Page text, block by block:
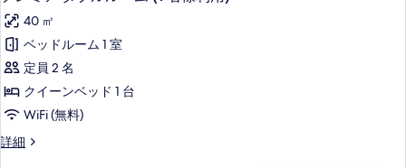
る
名
様
利
用)
の
す
ル
ー
ム
(1
名
様
利
用)
レ
ミ
ア
ダ
ブ
ル
40 ㎡
ベッドルーム 1 室
定員 2 名
クイーンベッド 1 台
WiFi (無料)
詳細
プ